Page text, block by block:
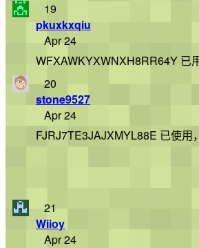
19
pkuxkxqiu
Apr 24
WFXAWKYXWNXH8RR64Y 已
20
stone9527
Apr 24
FJRJ7TE3JAJXMYL88E 已使用
21
Wiioy
Apr 24